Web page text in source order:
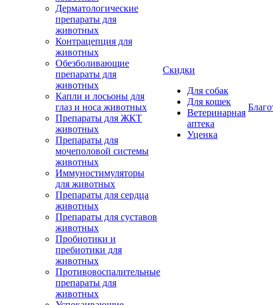
Дерматологические
препараты для
животных
Контрацепция для
животных
Обезболивающие
препараты для
животных
Капли и лосьоны для
глаз и носа животных
Препараты для ЖКТ
животных
Препараты для
мочеполовой системы
животных
Иммуностимуляторы
для животных
Препараты для сердца
животных
Препараты для суставов
животных
Пробиотики и
пребиотики для
животных
Противовоспалительные
препараты для
животных
Скидки
Для собак
Для кошек
Ветеринарная
аптека
Уценка